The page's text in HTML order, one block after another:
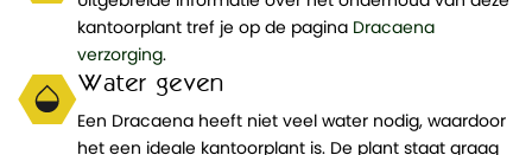
kantoorplant tref je op de pagina Dracaena
verzorging.
Water geven
Een Dracaena heeft niet veel water nodig, waardoor
het een ideale kantoorplant is. De plant staat graag